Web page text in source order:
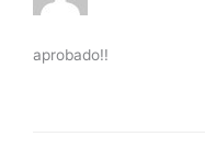
aprobado!!